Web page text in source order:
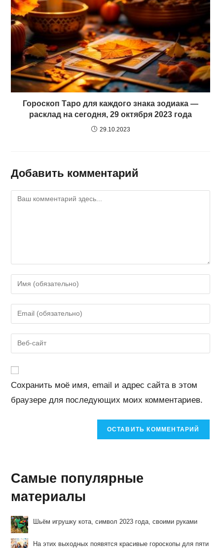
Гороскоп Таро для каждого знака зодиака —
расклад на сегодня, 29 октября 2023 года
29.10.2023
Добавить комментарий
Комментарий
Введите
свое
имя
или
пользователя,
чтобы
прокомментировать
Введите
свой
email-
адрес,
Введите
URL
веб-
сайта
(необязательно)
Сохранить моё имя, email и адрес сайта в этом
браузере для последующих моих комментариев.
Самые популярные
материалы
Шьём игрушку кота, символ 2023 года, своими руками
На этих выходных появятся красивые гороскопы для пяти